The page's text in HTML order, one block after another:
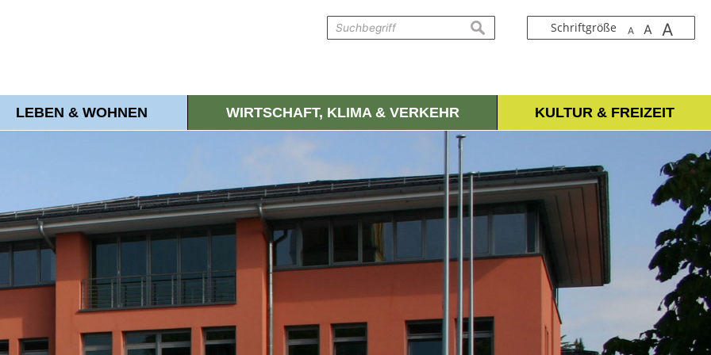
Schriftgröße A A A
suchen
LEBEN & WOHNEN WIRTSCHAFT, KLIMA & VERKEHR KULTUR & FREIZEIT